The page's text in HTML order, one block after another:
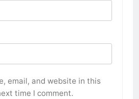
email, and website in this
time I comment.